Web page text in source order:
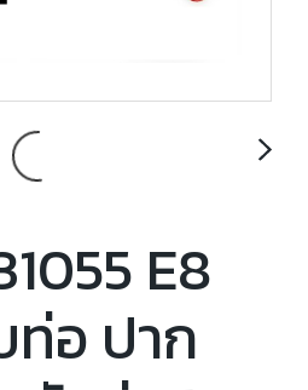
E8
ท่อ ปาก